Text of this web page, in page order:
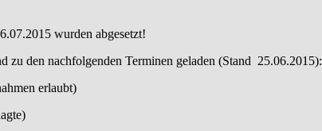
wurden abgesetzt!
zu den nachfolgenden Terminen geladen (Stand 25.06.2015):
erlaubt)